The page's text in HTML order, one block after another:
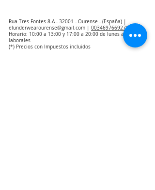
Rua Tres Fontes 8-A - 32001 - Ourense - (España) |
elunderwearourense@gmail.com
0034697669271
Horario: 10:00 a 13:00 y 17:00 a 20:00 de lunes a viernes
laborales
(*) Precios con Impuestos incluidos